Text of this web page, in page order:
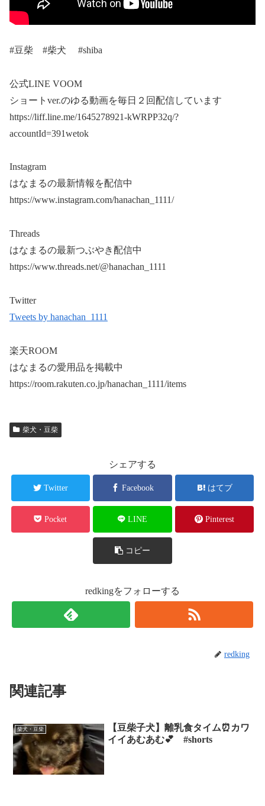
#豆柴 #柴犬 #shiba
公式LINE VOOM
ショートver.のゆる動画を毎日２回配信しています
https://liff.line.me/1645278921-kWRPP32q/?
accountId=391wetok
Instagram
はなまるの最新情報を配信中
https://www.instagram.com/hanachan_1111/
Threads
はなまるの最新つぶやき配信中
https://www.threads.net/@hanachan_1111
Twitter
Tweets by hanachan_1111
楽天ROOM
はなまるの愛用品を掲載中
https://room.rakuten.co.jp/hanachan_1111/items
柴犬・豆柴
シェアする
Twitter Facebook はてブ
Pocket LINE Pinterest
コピー
redkingをフォローする
redking
関連記事
柴犬・豆柴
【豆柴子犬】離乳食タイム⏰カワ
イイあむあむ💕 #shorts